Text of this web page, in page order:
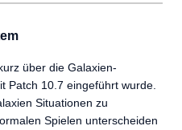
über die Galaxien-
Patch 10.7 eingeführt wurde.
Situationen zu
Spielen unterscheiden